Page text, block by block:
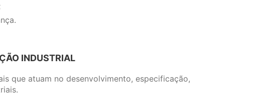
INDUSTRIAL
que atuam no desenvolvimento, especificação,